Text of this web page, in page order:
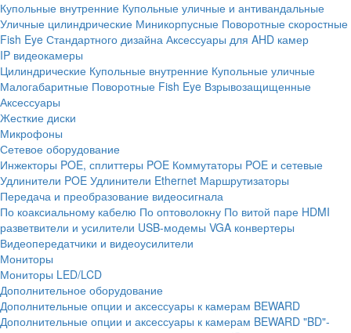
Купольные внутренние Купольные уличные и антивандальные
Уличные цилиндрические Миникорпусные Поворотные скоростные
Fish Eye Стандартного дизайна Аксессуары для AHD камер
IP видеокамеры
Цилиндрические Купольные внутренние Купольные уличные
Малогабаритные Поворотные Fish Eye Взрывозащищенные
Аксессуары
Жесткие диски
Микрофоны
Сетевое оборудование
Инжекторы POE, сплиттеры POE Коммутаторы POE и сетевые
Удлинители POE Удлинители Ethernet Маршрутизаторы
Передача и преобразование видеосигнала
По коаксиальному кабелю По оптоволокну По витой паре HDMI
разветвители и усилители USB-модемы VGA конвертеры
Видеопередатчики и видеоусилители
Мониторы
Мониторы LED/LCD
Дополнительное оборудование
Дополнительные опции и аксессуары к камерам BEWARD
Дополнительные опции и аксессуары к камерам BEWARD "BD"-